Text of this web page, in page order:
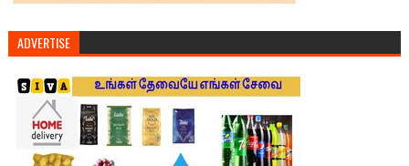
ADVERTISE